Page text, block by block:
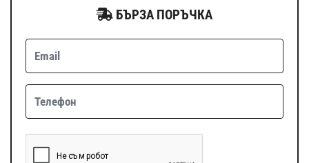
БЪРЗА ПОРЪЧКА